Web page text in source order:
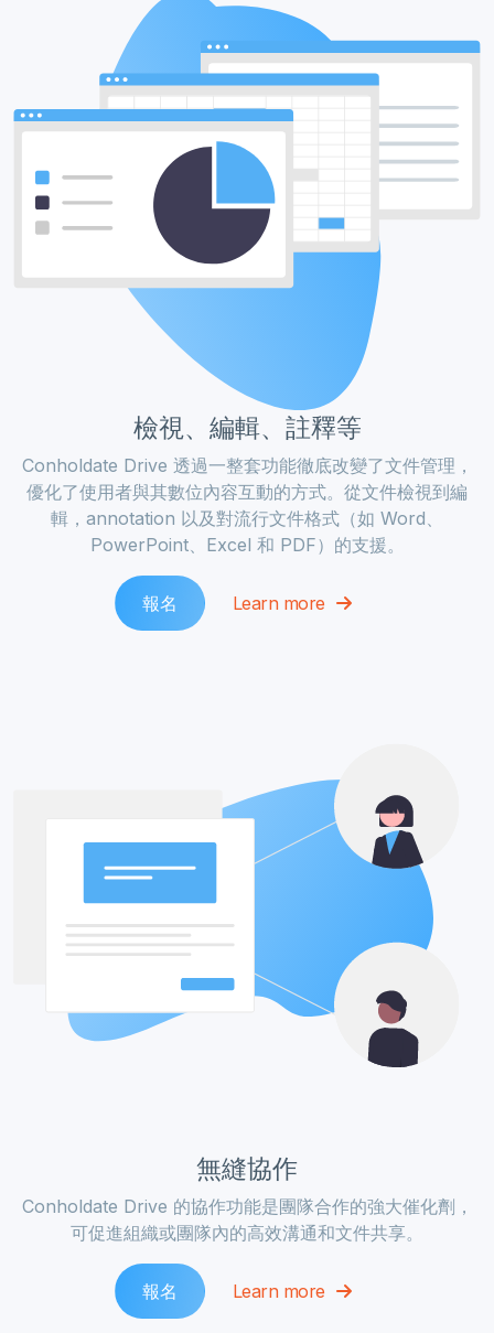
檢視、編輯、註釋等
Conholdate Drive 透過一整套功能徹底改變了文件管理，
優化了使用者與其數位內容互動的方式。從文件檢視到編
輯，annotation 以及對流行文件格式（如 Word、
PowerPoint、Excel 和 PDF）的支援。
報名 Learn more
無縫協作
Conholdate Drive 的協作功能是團隊合作的強大催化劑，
可促進組織或團隊內的高效溝通和文件共享。
報名 Learn more